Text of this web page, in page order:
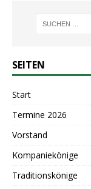
SEITEN
Start
Termine 2026
Vorstand
Kompaniekönige
Traditionskönige